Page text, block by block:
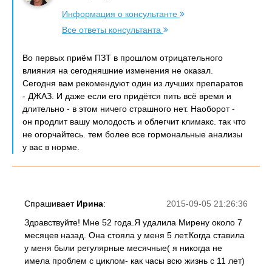
Информация о консультанте
Все ответы консультанта
Во первых приём ПЗТ в прошлом отрицательного
влияния на сегодняшние изменения не оказал.
Сегодня вам рекомендуют один из лучших препаратов
- ДЖАЗ. И даже если его придётся пить всё время и
длительно - в этом ничего страшного нет. Наоборот -
он продлит вашу молодость и облегчит климакс. так что
не огорчайтесь. тем более все гормональные анализы
у вас в норме.
2015-09-05 21:26:36
Спрашивает Ирина:
Здравствуйте! Мне 52 года.Я удалила Мирену около 7
месяцев назад. Она стояла у меня 5 лет.Когда ставила
у меня были регулярные месячные( я никогда не
имела проблем с циклом- как часы всю жизнь с 11 лет)